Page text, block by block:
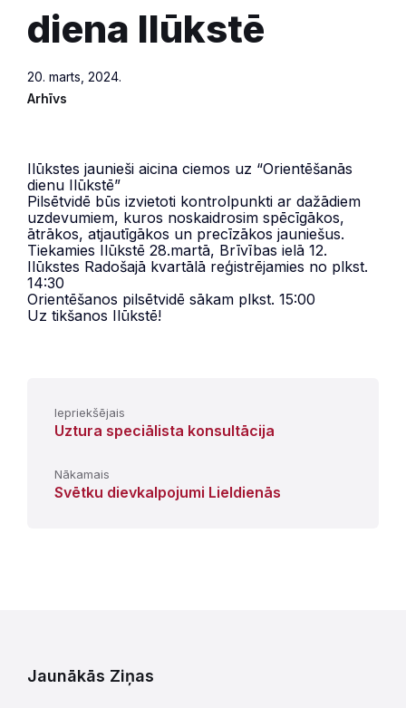
diena Ilūkstē
20. marts, 2024.
Arhīvs
Ilūkstes jaunieši aicina ciemos uz “Orientēšanās
dienu Ilūkstē”
Pilsētvidē būs izvietoti kontrolpunkti ar dažādiem
uzdevumiem, kuros noskaidrosim spēcīgākos,
ātrākos, atjautīgākos un precīzākos jauniešus.
Tiekamies Ilūkstē 28.martā, Brīvības ielā 12.
Ilūkstes Radošajā kvartālā reģistrējamies no plkst.
14:30
Orientēšanos pilsētvidē sākam plkst. 15:00
Uz tikšanos Ilūkstē!
Iepriekšējais
Uztura speciālista konsultācija
Nākamais
Svētku dievkalpojumi Lieldienās
Jaunākās Ziņas